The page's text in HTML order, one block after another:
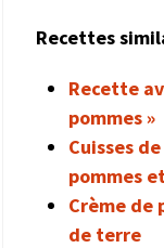
Recettes
Recette
pommes »
Cuisses
pommes
Crème de
de terre